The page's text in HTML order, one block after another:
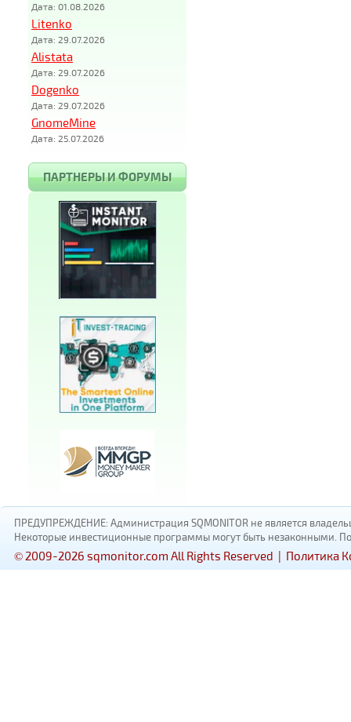
Дата: 01.08.2026
Litenko
Дата: 29.07.2026
Alistata
Дата: 29.07.2026
Dogenko
Дата: 29.07.2026
GnomeMine
Дата: 25.07.2026
ПАРТНЕРЫ И ФОРУМЫ
ПРЕДУПРЕЖДЕНИЕ: Администрация SQMONITOR не является
Некоторые инвестиционные программы могут быть незаконными.
© 2009-2026 sqmonitor.com All Rights Reserved | Политика